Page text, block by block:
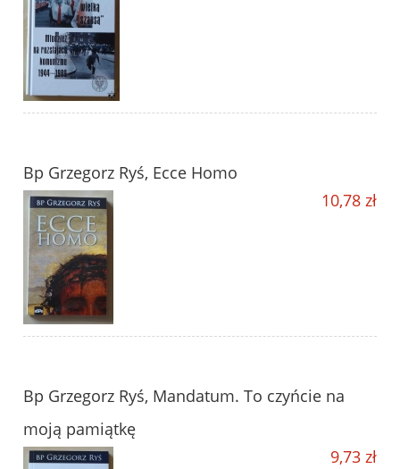
Bp Grzegorz Ryś, Ecce Homo
10,78 zł
Bp Grzegorz Ryś, Mandatum. To czyńcie na
moją pamiątkę
9,73 zł